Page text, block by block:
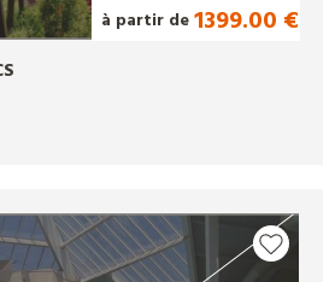
à partir de1399.00 €